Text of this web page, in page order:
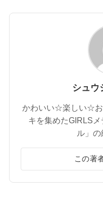
シュウ
かわいい☆楽しい☆お
キを集めたGIRLS
ル」の
この著